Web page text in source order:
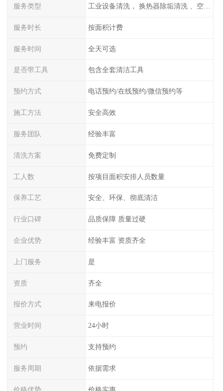
服务类型 工业设备清洗， 换热器除垢清洗 、空调清洗等
服务时长 按面积计费
服务时间 全天可选
是否带工具 包含全套清洁工具
预约方式 电话预约/在线预约/微信预约等
施工方法 安全高效
服务团队 经验丰富
清洗方案 免费定制
工人数 按项目面积安排人员数量
保养工艺 安全、环保、彻底清洁
行业口碑 品质保障 质量过硬
企业优势 经验丰富 资质齐全
上门服务 是
资质 齐全
报价方式 来电报价
营业时间 24小时
预约 支持预约
服务周期 依据需求
价格优势 价格实惠